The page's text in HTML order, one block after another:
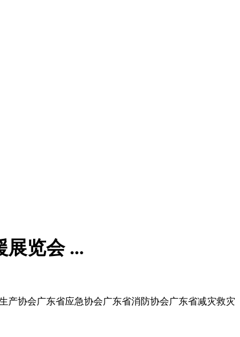
展览会 ...
产协会广东省应急协会广东省消防协会广东省减灾救灾